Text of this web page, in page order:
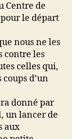
Centre de
le départ
nous ne les
contre les
celles qui,
d’un
donné par
un lancer de
aux